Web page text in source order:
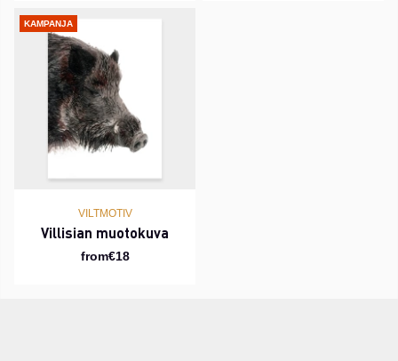
KAMPANJA
VILTMOTIV
Villisian muotokuva
from€18